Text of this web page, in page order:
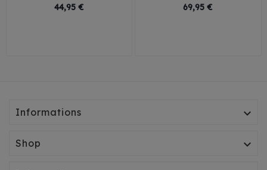
44,95 €Prix 69,95 €
Informations 
Shop 